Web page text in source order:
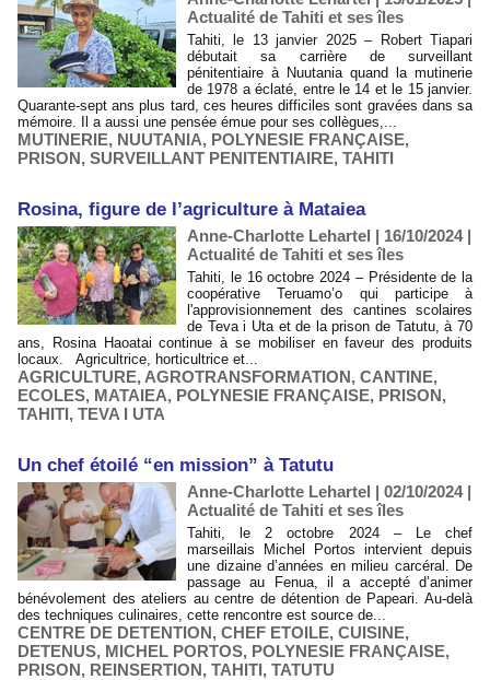
Actualité de Tahiti et ses îles
Tahiti, le 13 janvier 2025 – Robert Tiapari
débutait sa carrière de surveillant
pénitentiaire à Nuutania quand la mutinerie
de 1978 a éclaté, entre le 14 et le 15 janvier.
Quarante-sept ans plus tard, ces heures difficiles sont gravées dans sa
mémoire. Il a aussi une pensée émue pour ses collègues,...
MUTINERIE, NUUTANIA, POLYNESIE FRANÇAISE,
PRISON, SURVEILLANT PENITENTIAIRE, TAHITI
Rosina, figure de l’agriculture à Mataiea
Anne-Charlotte Lehartel | 16/10/2024|
Actualité de Tahiti et ses îles
Tahiti, le 16 octobre 2024 – Présidente de la
coopérative Teruamo’o qui participe à
l'approvisionnement des cantines scolaires
de Teva i Uta et de la prison de Tatutu, à 70
ans, Rosina Haoatai continue à se mobiliser en faveur des produits
locaux. Agricultrice, horticultrice et...
AGRICULTURE, AGROTRANSFORMATION, CANTINE,
ECOLES, MATAIEA, POLYNESIE FRANÇAISE, PRISON,
TAHITI, TEVA I UTA
Un chef étoilé “en mission” à Tatutu
Anne-Charlotte Lehartel | 02/10/2024|
Actualité de Tahiti et ses îles
Tahiti, le 2 octobre 2024 – Le chef
marseillais Michel Portos intervient depuis
une dizaine d’années en milieu carcéral. De
passage au Fenua, il a accepté d’animer
bénévolement des ateliers au centre de détention de Papeari. Au-delà
des techniques culinaires, cette rencontre est source de...
CENTRE DE DETENTION, CHEF ETOILE, CUISINE,
DETENUS, MICHEL PORTOS, POLYNESIE FRANÇAISE,
PRISON, REINSERTION, TAHITI, TATUTU